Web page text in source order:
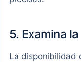
5. Examina
La disponibilidad